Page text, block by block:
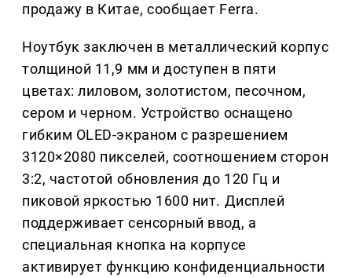
продажу в Китае, сообщает Ferra.
Ноутбук заключен в металлический корпус
толщиной 11,9 мм и доступен в пяти
цветах: лиловом, золотистом, песочном,
сером и черном. Устройство оснащено
гибким OLED-экраном с разрешением
3120×2080 пикселей, соотношением сторон
3:2, частотой обновления до 120 Гц и
пиковой яркостью 1600 нит. Дисплей
поддерживает сенсорный ввод, а
специальная кнопка на корпусе
активирует функцию конфиденциальности